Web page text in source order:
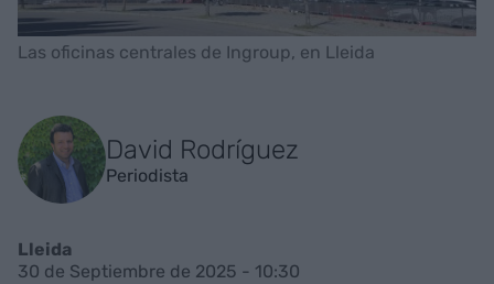
Las oficinas centrales de Ingroup, en Lleida
David Rodríguez
Periodista
Lleida
30 de Septiembre de 2025 - 10:30